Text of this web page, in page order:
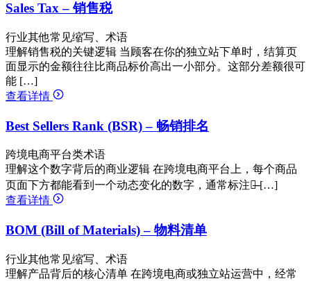
Sales Tax – 销售税
行业其他常见缩写、术语
理解销售税的关键逻辑 当顾客在你的独立站下单时，结算页
面显示的金额往往比商品标价高出一小部分。这部分差额很可
能 […]
查看详情
Best Sellers Rank (BSR) – 畅销排名
跨境电商平台类术语
理解这个数字背后的商业逻辑 在跨境电商平台上，每个商品
页面下方都能看到一个动态变化的数字，通常标注为̶ […]
查看详情
BOM (Bill of Materials) – 物料清单
行业其他常见缩写、术语
理解产品背后的核心清单 在跨境电商或独立站运营中，经常